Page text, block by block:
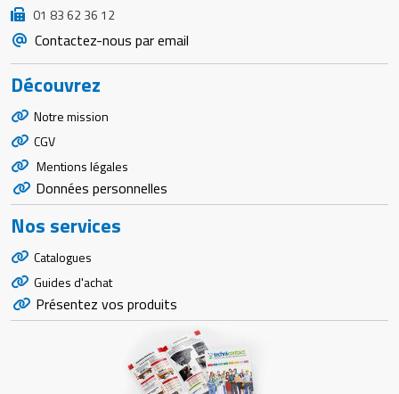
01 83 62 36 12
Contactez-nous par email
Découvrez
Notre mission
CGV
Mentions légales
Données personnelles
Nos services
Catalogues
Guides d'achat
Présentez vos produits